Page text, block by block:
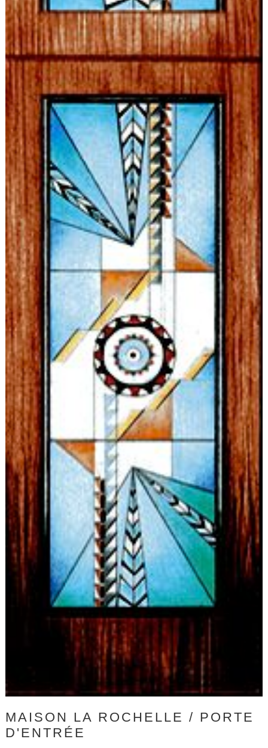
MAISON LA ROCHELLE / PORTE
D'ENTRÉE